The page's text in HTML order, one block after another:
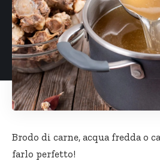
Brodo di carne, acqua fredda o
farlo perfetto!